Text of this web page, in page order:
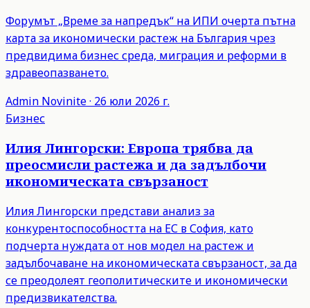
Форумът „Време за напредък“ на ИПИ очерта пътна
карта за икономически растеж на България чрез
предвидима бизнес среда, миграция и реформи в
здравеопазването.
Admin Novinite· 26 юли 2026 г.
Бизнес
Илия Лингорски: Европа трябва да
преосмисли растежа и да задълбочи
икономическата свързаност
Илия Лингорски представи анализ за
конкурентоспособността на ЕС в София, като
подчерта нуждата от нов модел на растеж и
задълбочаване на икономическата свързаност, за да
се преодолеят геополитическите и икономически
предизвикателства.